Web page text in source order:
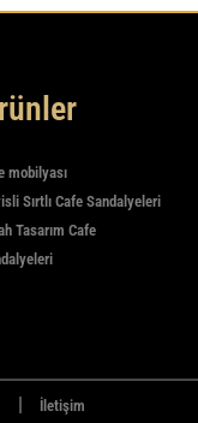
mobilyası
Sırtlı Cafe Sandalyeleri
Tasarım Cafe
| İletişim